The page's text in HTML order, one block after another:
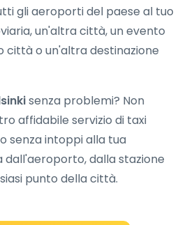
gli aeroporti del paese al tuo
un'altra città, un evento
o un'altra destinazione
senza problemi? Non
affidabile servizio di taxi
senza intoppi alla tua
dall'aeroporto, dalla stazione
punto della città.